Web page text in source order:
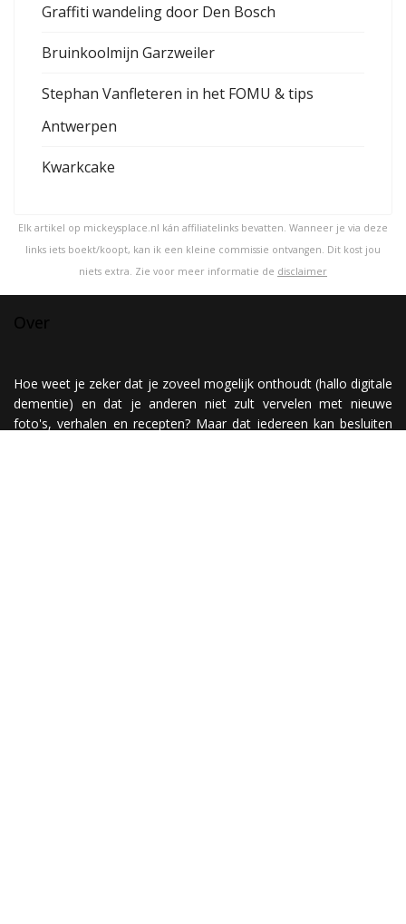
Graffiti wandeling door Den Bosch
Bruinkoolmijn Garzweiler
Stephan Vanfleteren in het FOMU & tips
Antwerpen
Kwarkcake
Elk artikel op mickeysplace.nl kán affiliatelinks bevatten. Wanneer je via deze
links iets boekt/koopt, kan ik een kleine commissie ontvangen. Dit kost jou
niets extra. Zie voor meer informatie de disclaimer
Hoe weet je zeker dat je zoveel mogelijk onthoudt (hallo digitale
dementie) en dat je anderen niet zult vervelen met nieuwe
foto's, verhalen en recepten? Maar dat iedereen kan besluiten